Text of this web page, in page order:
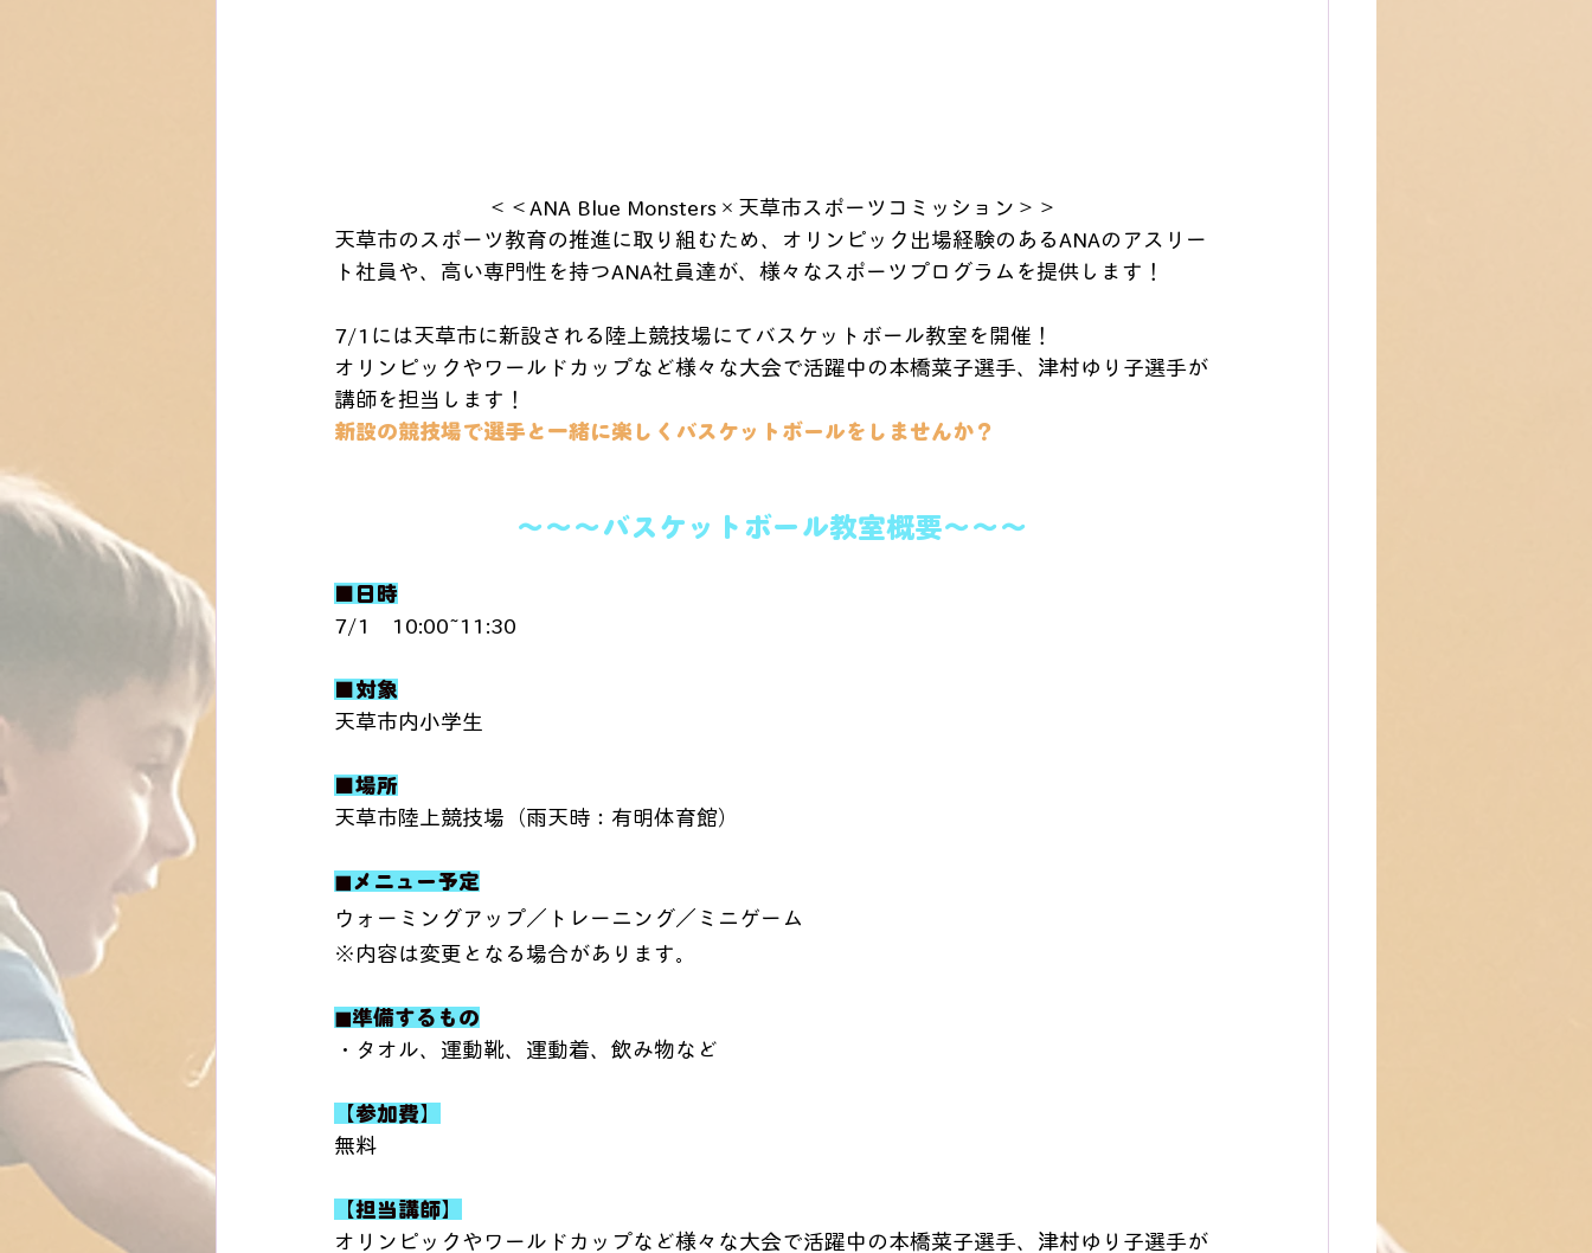
＜＜ANA Blue Monsters×天草市スポーツコミッション＞＞
天草市のスポーツ教育の推進に取り組むため、オリンピック出場経験のあるANAのアスリー
ト社員や、高い専門性を持つANA社員達が、様々なスポーツプログラムを提供します！
7/1には天草市に新設される陸上競技場にてバスケットボール教室を開催！
オリンピックやワールドカップなど様々な大会で活躍中の本橋菜子選手、津村ゆり子選手が
講師を担当します！
新設の競技場で選手と一緒に楽しくバスケットボールをしませんか？
～～～バスケットボール教室概要～～～
■日時
7/1　10:00~11:30
■対象
天草市内小学生
■場所
天草市陸上競技場（雨天時：有明体育館）
◼︎メニュー予定
ウォーミングアップ／トレーニング／ミニゲーム
※内容は変更となる場合があります。
◼︎準備するもの
・タオル、運動靴、運動着、飲み物など
【参加費】
無料
【担当講師】
オリンピックやワールドカップなど様々な大会で活躍中の本橋菜子選手、津村ゆり子選手が